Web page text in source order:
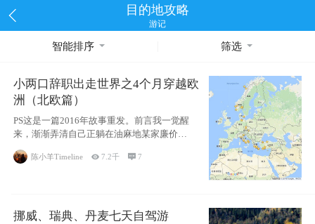
目的地攻略
游记
智能排序 筛选
小两口辞职出走世界之4个月穿越欧
洲（北欧篇）
PS这是一篇2016年故事重发。前言我一觉醒
来，渐渐弄清自己正躺在油麻地某家廉价宾
馆
陈小羊Timeline 7.2千 7
挪威、瑞典、丹麦七天自驾游